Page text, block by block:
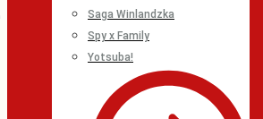
Saga Winlandzka
Spy x Family
Yotsuba!